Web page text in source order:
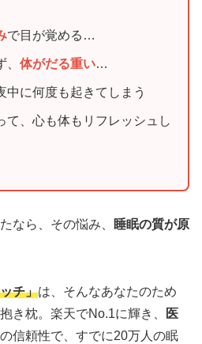
で目が覚める…
、体がだる重い…
中に何度も起きてしまう
て、心も体もリフレッシュし
なら、その悩み、
睡眠の質が原
チ」は、そんなあなたのため
き枕。楽天でNo.1に輝き、
医
信頼性で、すでに20万人の眠